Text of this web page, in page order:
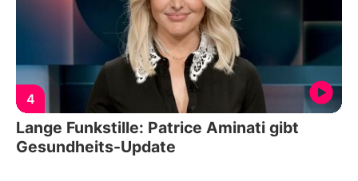
4
Lange Funkstille: Patrice Aminati gibt
Gesundheits-Update